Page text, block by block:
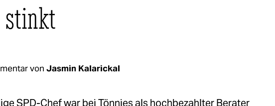
stinkt
von Jasmin Kalarickal
SPD-Chef war bei Tönnies als hochbezahlter Berater